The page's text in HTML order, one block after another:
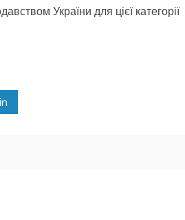
України для цієї категорії